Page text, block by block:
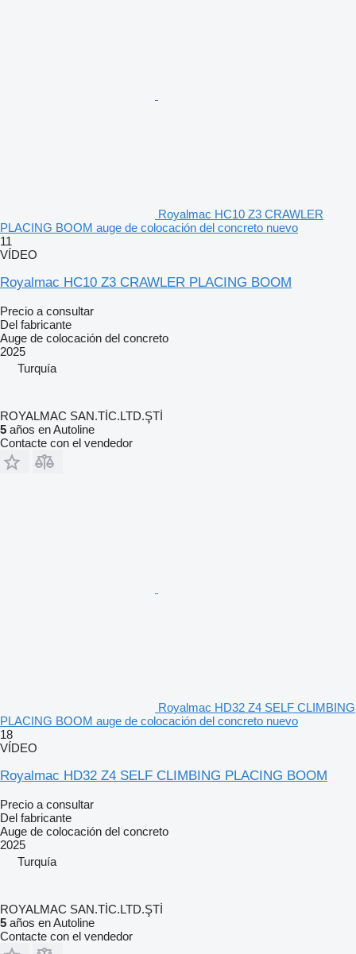
Royalmac HC10 Z3 CRAWLER
PLACING BOOM auge de colocación del concreto nuevo
11
VÍDEO
Royalmac HC10 Z3 CRAWLER PLACING BOOM
Precio a consultar
Del fabricante
Auge de colocación del concreto
2025
Turquía
ROYALMAC SAN.TİC.LTD.ŞTİ
5 años en Autoline
Contacte con el vendedor
Royalmac HD32 Z4 SELF CLIMBING
PLACING BOOM auge de colocación del concreto nuevo
18
VÍDEO
Royalmac HD32 Z4 SELF CLIMBING PLACING BOOM
Precio a consultar
Del fabricante
Auge de colocación del concreto
2025
Turquía
ROYALMAC SAN.TİC.LTD.ŞTİ
5 años en Autoline
Contacte con el vendedor